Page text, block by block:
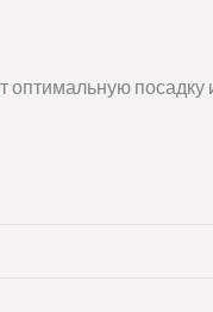
оптимальную посадку